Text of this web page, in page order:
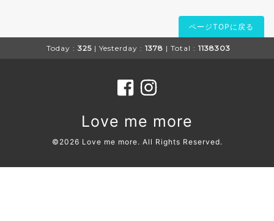
ページTOPに戻る
Today : 325 | Yesterday : 1378 | Total : 1138303
Love me more
©2026 Love me more. All Rights Reserved.